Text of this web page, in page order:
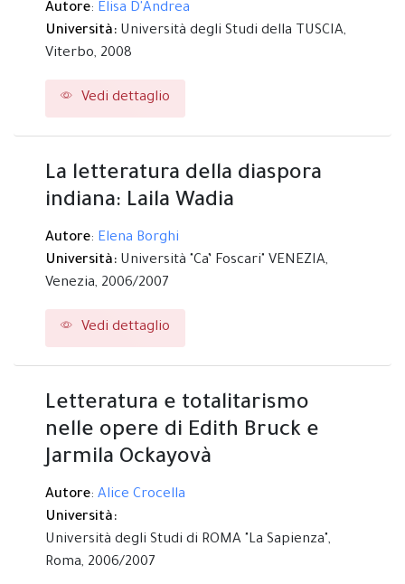
Autore: Elisa D'Andrea
Università: Università degli Studi della TUSCIA,
Viterbo, 2008
Vedi dettaglio
La letteratura della diaspora
indiana: Laila Wadia
Autore: Elena Borghi
Università: Università "Ca’ Foscari" VENEZIA,
Venezia, 2006/2007
Vedi dettaglio
Letteratura e totalitarismo
nelle opere di Edith Bruck e
Jarmila Ockayovà
Autore: Alice Crocella
Università:
Università degli Studi di ROMA "La Sapienza",
Roma, 2006/2007